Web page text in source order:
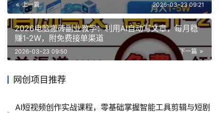
上一篇 2026-03-23 09:21
2026电脑搬砖副业教学：利用AI自动写文章，每月稳
赚1-2W，附免费接单渠道
下一篇
2026-03-23 09:50
网创项目推荐
AI短视频创作实战课程，零基础掌握智能工具剪辑与短剧